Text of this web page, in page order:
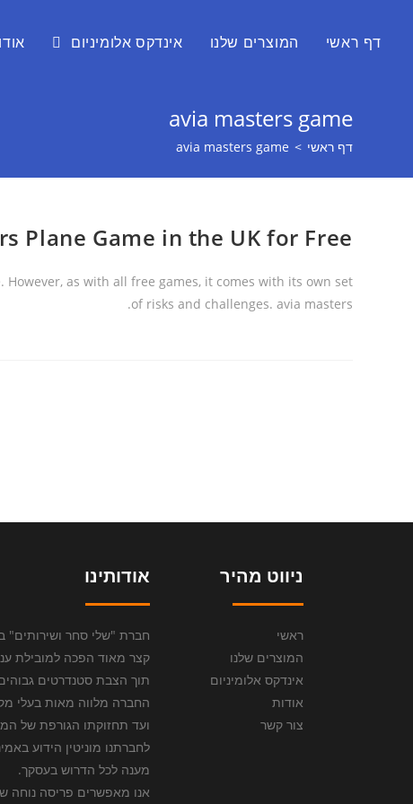
דף ראשי המוצרים שלנו אינדקס אלומיניום
avia masters game
דף ראשי >
avia masters game
Plane Game in the UK for Free
as with all free games, it comes with its own set
of risks and challenges. avia masters.
ניווט מהיר
ראשי
המוצרים שלנו
אינדקס אלומיניום
אודות
צור קשר
אודותינו
קצר מאוד הפכה למובילת
תוך הצבת סטנדרטים
החברה מלווה מאות בעלי
ועד תחזוקתו הגורפת של
לחברתנו מוניטין הידוע
מענה לכל הדרוש בעסקך.
אנו מאפשרים פריסה נוחה